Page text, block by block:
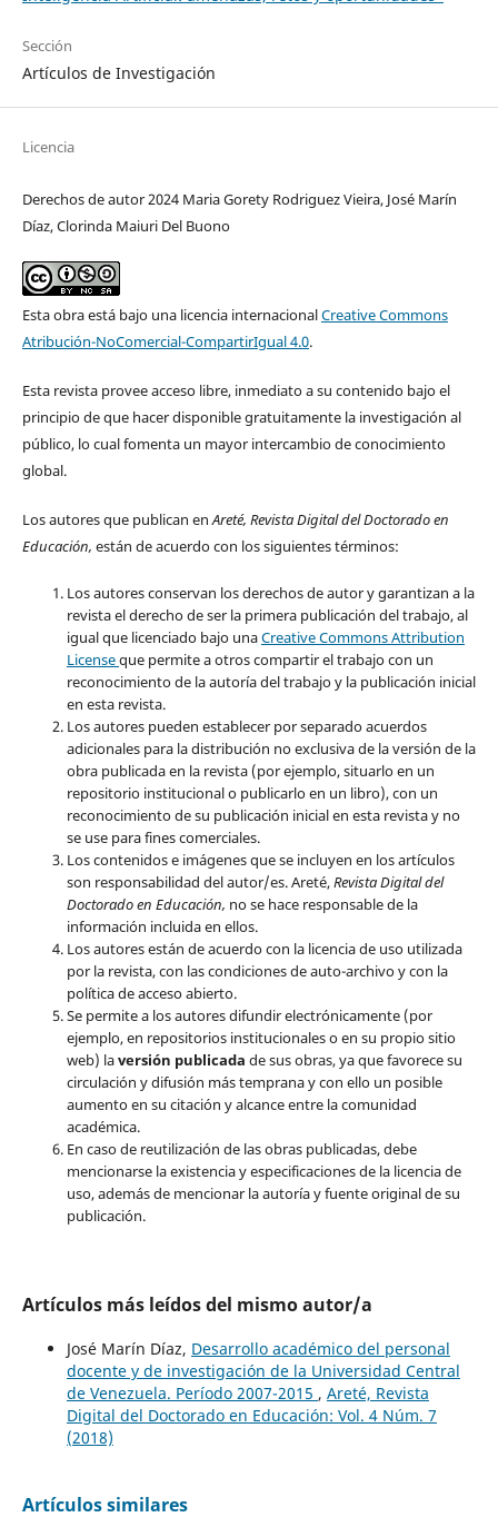
Sección
Artículos de Investigación
Licencia
Derechos de autor 2024 Maria Gorety Rodriguez Vieira, José Marín
Díaz, Clorinda Maiuri Del Buono
Esta obra está bajo una licencia internacionalCreative Commons
Atribución-NoComercial-CompartirIgual 4.0.
Esta revista provee acceso libre, inmediato a su contenido bajo el
principio de que hacer disponible gratuitamente la investigación al
público, lo cual fomenta un mayor intercambio de conocimiento
global.
Los autores que publican enAreté, Revista Digital del Doctorado en
Educación, están de acuerdo con los siguientes términos:
Los autores conservan los derechos de autor y garantizan a la
revista el derecho de ser la primera publicación del trabajo, al
igual que licenciado bajo unaCreative Commons Attribution
Licenseque permite a otros compartir el trabajo con un
reconocimiento de la autoría del trabajo y la publicación inicial
en esta revista.
Los autores pueden establecer por separado acuerdos
adicionales para la distribución no exclusiva de la versión de la
obra publicada en la revista (por ejemplo, situarlo en un
repositorio institucional o publicarlo en un libro), con un
reconocimiento de su publicación inicial en esta revista y no
se use para fines comerciales.
Los contenidos e imágenes que se incluyen en los artículos
son responsabilidad del autor/es. Areté,Revista Digital del
Doctorado en Educación, no se hace responsable de la
información incluida en ellos.
Los autores están de acuerdo con la licencia de uso utilizada
por la revista, con las condiciones de auto-archivo y con la
política de acceso abierto.
Se permite a los autores difundir electrónicamente (por
ejemplo, en repositorios institucionales o en su propio sitio
web) laversión publicada de sus obras, ya que favorece su
circulación y difusión más temprana y con ello un posible
aumento en su citación y alcance entre la comunidad
académica.
En caso de reutilización de las obras publicadas, debe
mencionarse la existencia y especificaciones de la licencia de
uso, además de mencionar la autoría y fuente original de su
publicación.
Artículos más leídos del mismo autor/a
José Marín Díaz, Desarrollo académico del personal
docente y de investigación de la Universidad Central
de Venezuela. Período 2007-2015 , Areté, Revista
Digital del Doctorado en Educación: Vol. 4 Núm. 7
(2018)
Artículos similares